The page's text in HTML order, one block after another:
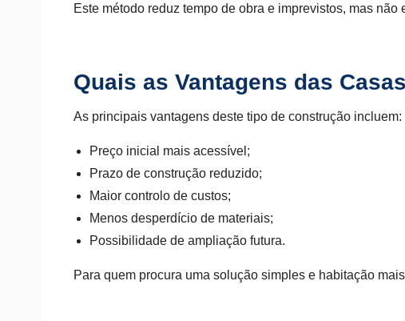
Este método reduz tempo de obra e imprevistos, mas não
Quais as Vantagens das
As principais vantagens deste tipo de construção incluem:
Preço inicial mais acessível;
Prazo de construção reduzido;
Maior controlo de custos;
Menos desperdício de materiais;
Possibilidade de ampliação futura.
Para quem procura uma solução simples e habitação